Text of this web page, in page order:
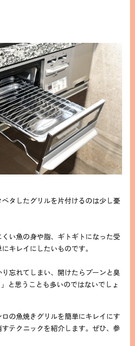
タしたグリルを片付けるのは少し憂
い魚の身や脂、ギトギトになった受
キレイにしたいものです。
忘れてしまい、開けたらプーンと臭
」と思うことも多いのではないでしょ
の魚焼きグリルを簡単にキレイにす
テクニックを紹介します。ぜひ、参